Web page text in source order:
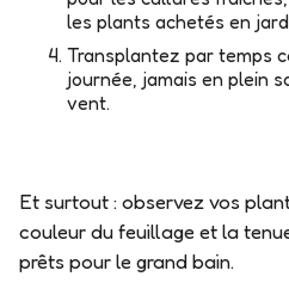
les plants achetés en
Transplantez par temps
journée, jamais en plein
vent.
Et surtout : observez vos
couleur du feuillage et la
prêts pour le grand bain.